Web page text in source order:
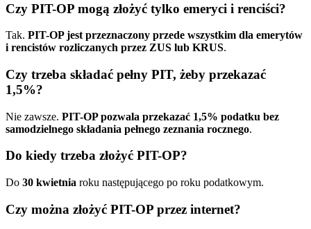
Czy PIT-OP mogą złożyć tylko emeryci i renciści?
Tak. PIT-OP jest przeznaczony przede wszystkim dla emerytów
i rencistów rozliczanych przez ZUS lub KRUS.
Czy trzeba składać pełny PIT, żeby przekazać
1,5%?
Nie zawsze. PIT-OP pozwala przekazać 1,5% podatku bez
samodzielnego składania pełnego zeznania rocznego.
Do kiedy trzeba złożyć PIT-OP?
Do 30 kwietnia roku następującego po roku podatkowym.
Czy można złożyć PIT-OP przez internet?